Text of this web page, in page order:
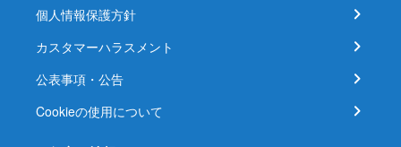
個人情報保護方針
カスタマーハラスメント
公表事項・公告
Cookieの使用について